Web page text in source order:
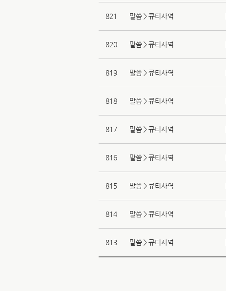
821 말씀＞큐티사역
820 말씀＞큐티사역
819 말씀＞큐티사역
818 말씀＞큐티사역
817 말씀＞큐티사역
816 말씀＞큐티사역
815 말씀＞큐티사역
814 말씀＞큐티사역
813 말씀＞큐티사역